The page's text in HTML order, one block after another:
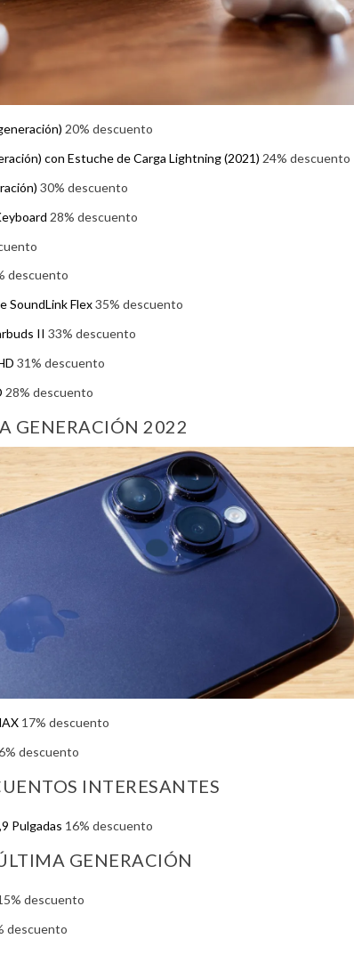
20% descuento
con Estuche de Carga Lightning (2021) 24% descuento
30% descuento
28% descuento
descuento
SoundLink Flex35% descuento
II33% descuento
31% descuento
28% descuento
GENERACIÓN 2022
17% descuento
descuento
INTERESANTES
Pulgadas 16% descuento
GENERACIÓN
descuento
descuento